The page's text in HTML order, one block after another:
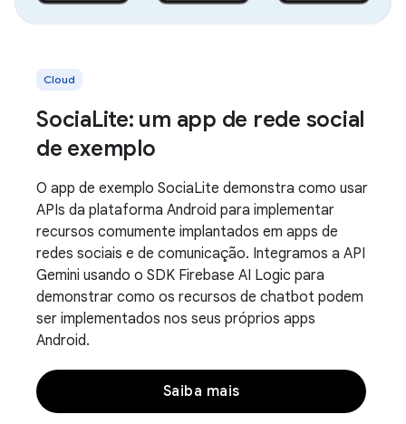
Cloud
SociaLite: um app de rede social
de exemplo
O app de exemplo SociaLite demonstra como usar
APIs da plataforma Android para implementar
recursos comumente implantados em apps de
redes sociais e de comunicação. Integramos a API
Gemini usando o SDK Firebase AI Logic para
demonstrar como os recursos de chatbot podem
ser implementados nos seus próprios apps
Android.
Saiba mais